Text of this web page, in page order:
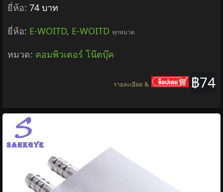
ยี่ห้อ: 74 บาท
ยี่ห้อ: E-WOITD, E-WOITD ทุกหมวด
หมวด: คอมพิวเตอร์ โน๊ตบุ๊ค
฿74
รายละเอียด &